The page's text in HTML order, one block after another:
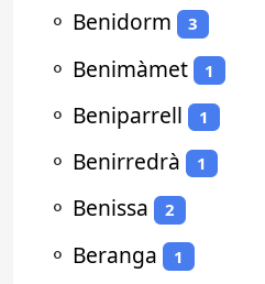
⚬ Benidorm 3
⚬ Benimàmet 1
⚬ Beniparrell 1
⚬ Benirredrà 1
⚬ Benissa 2
⚬ Beranga 1